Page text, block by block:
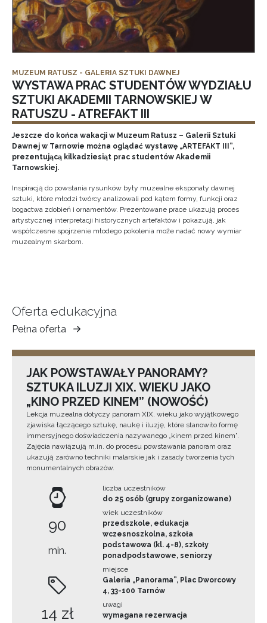
MUZEUM RATUSZ - GALERIA SZTUKI DAWNEJ
WYSTAWA PRAC STUDENTÓW WYDZIAŁU
SZTUKI AKADEMII TARNOWSKIEJ W
RATUSZU - ATREFAKT III
Jeszcze do końca wakacji w Muzeum Ratusz – Galerii Sztuki
Dawnej w Tarnowie można oglądać wystawę „ARTEFAKT III”,
prezentującą kilkadziesiąt prac studentów Akademii
Tarnowskiej.
Inspiracją do powstania rysunków były muzealne eksponaty dawnej
sztuki, które młodzi twórcy analizowali pod kątem formy, funkcji oraz
bogactwa zdobień i ornamentów. Prezentowane prace ukazują proces
artystycznej interpretacji historycznych artefaktów i pokazują, jak
współczesne spojrzenie młodego pokolenia może nadać nowy wymiar
muzealnym skarbom.
Oferta edukacyjna
Pełna oferta
Muzeum
Ziemi
JAK POWSTAWAŁY PANORAMY?
SZTUKA ILUZJI XIX. WIEKU JAKO
„KINO PRZED KINEM” (NOWOŚĆ)
Lekcja muzealna dotyczy panoram XIX. wieku jako wyjątkowego
zjawiska łączącego sztukę, naukę i iluzję, które stanowiło formę
immersyjnego doświadczenia nazywanego „kinem przed kinem”.
Zajęcia nawiązują m.in. do procesu powstawania panoram oraz
ukazują zarówno techniki malarskie jak i zasady tworzenia tych
monumentalnych obrazów.
90
min.
14 zł
liczba uczestników
do 25 osób (grupy zorganizowane)
wiek uczestników
przedszkole, edukacja
wczesnoszkolna, szkoła
podstawowa (kl. 4-8), szkoły
ponadpodstawowe, seniorzy
miejsce
Galeria „Panorama”, Plac Dworcowy
4, 33-100 Tarnów
uwagi
wymagana rezerwacja